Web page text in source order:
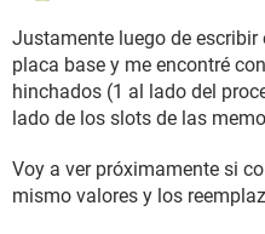
Justamente luego de
placa base y me encontré
hinchados (1 al lado del
lado de los slots de las
Voy a ver próximamente si
mismo valores y los